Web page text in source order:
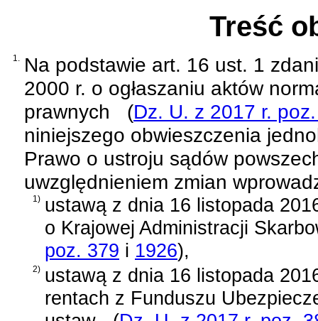
Treść
1. Na podstawie art. 16 ust. 1
2000 r. o ogłaszaniu aktów
prawnych
(Dz. U. z 2017 r.
niniejszego obwieszczenia
Prawo o ustroju sądów
uwzględnieniem zmian
1) ustawą z dnia 16 listopada
o Krajowej Administracji
poz. 379 i 1926),
2) ustawą z dnia 16 listopada
rentach z Funduszu